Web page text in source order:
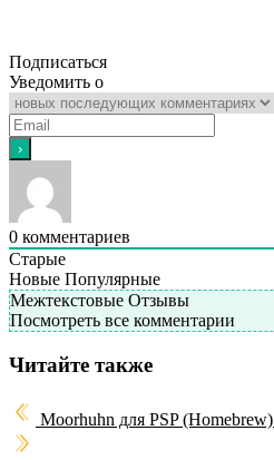
Подписаться
Уведомить о
0 комментариев
Старые
Новые Популярные
Межтекстовые Отзывы
Посмотреть все комментарии
Читайте также
Moorhuhn для PSP (Homebrew)